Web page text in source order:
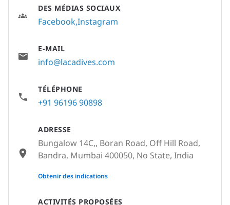
ACTIVITÉS PROPOSÉES
DES MÉDIAS SOCIAUX
FacebookInstagram
E-MAIL
info@lacadives.com
TÉLÉPHONE
+91 96196 90898
ADRESSE
Bungalow 14C,, Boran Road, Off Hill Road,
Bandra, Mumbai 400050, No State, India
None
Obtenir des indications